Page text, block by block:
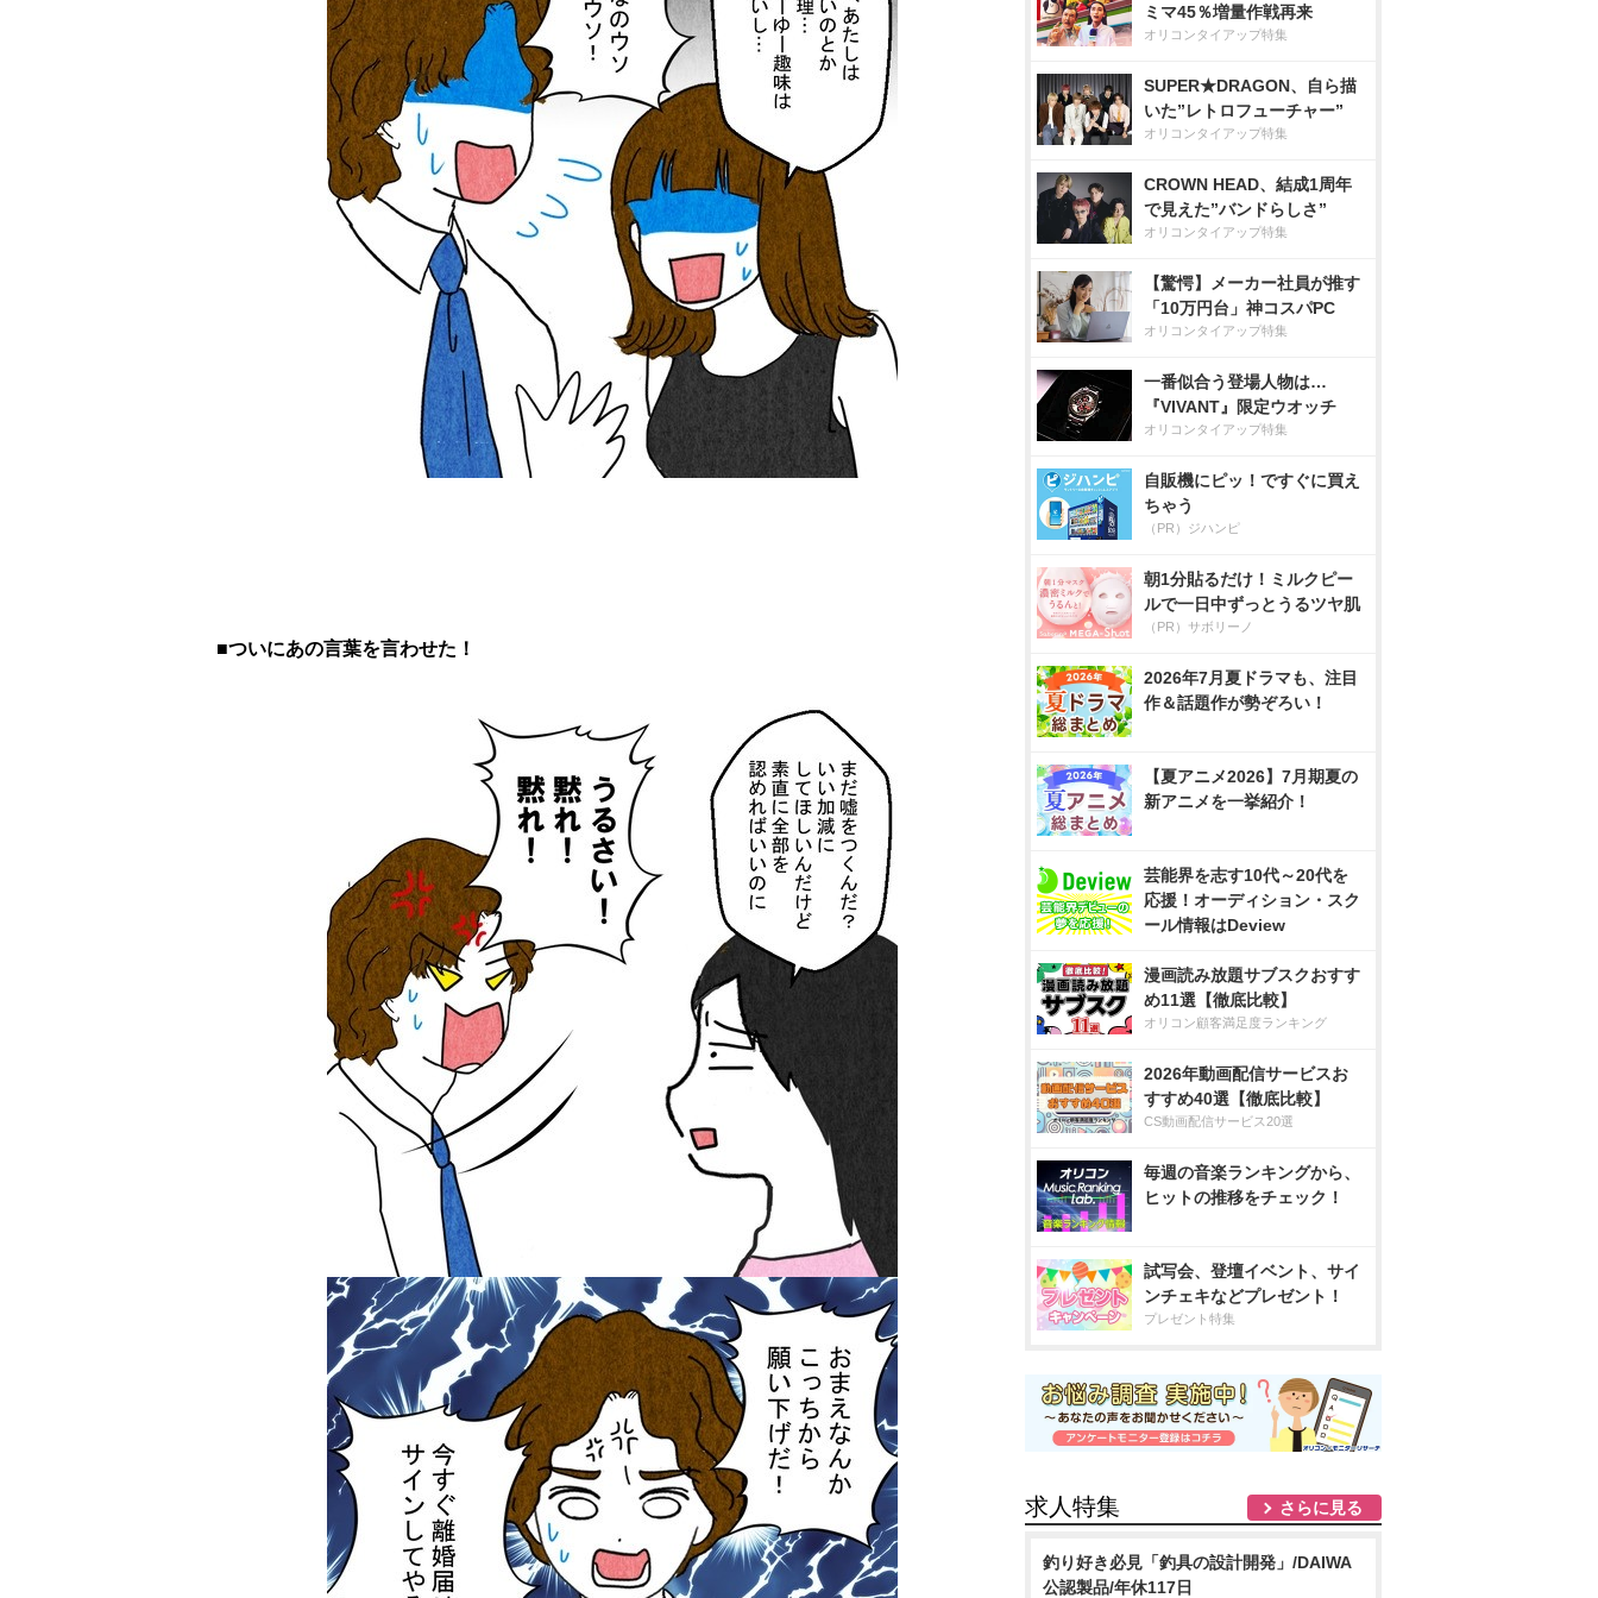
■ついにあの言葉を言わせた！
ミマ45％増量作戦再来
オリコンタイアップ特集
SUPER★DRAGON、自ら描
いた”レトロフューチャー”
オリコンタイアップ特集
CROWN HEAD、結成1周年
で見えた”バンドらしさ”
オリコンタイアップ特集
【驚愕】メーカー社員が推す
「10万円台」神コスパPC
オリコンタイアップ特集
一番似合う登場人物は…
『VIVANT』限定ウオッチ
オリコンタイアップ特集
自販機にピッ！ですぐに買え
ちゃう
（PR）ジハンピ
朝1分貼るだけ！ミルクピー
ルで一日中ずっとうるツヤ肌
（PR）サボリーノ
2026年7月夏ドラマも、注目
作＆話題作が勢ぞろい！
【夏アニメ2026】7月期夏の
新アニメを一挙紹介！
芸能界を志す10代～20代を
応援！オーディション・スク
ール情報はDeview
漫画読み放題サブスクおすす
め11選【徹底比較】
オリコン顧客満足度ランキング
2026年動画配信サービスお
すすめ40選【徹底比較】
CS動画配信サービス20選
毎週の音楽ランキングから、
ヒットの推移をチェック！
試写会、登壇イベント、サイ
ンチェキなどプレゼント！
プレゼント特集
求人特集 さらに見る
釣り好き必見「釣具の設計開発」/DAIWA
公認製品/年休117日